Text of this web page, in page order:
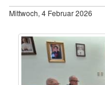
Mittwoch, 4 Februar 2026